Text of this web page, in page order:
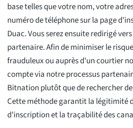
base telles que votre nom, votre
numéro de téléphone sur la page
Duac. Vous serez ensuite redirigé
partenaire. Afin de minimiser le
frauduleux ou auprès d'un courtier
compte via notre processus
Bitnation plutôt que de rechercher
Cette méthode garantit la légitimité
d'inscription et la traçabilité des